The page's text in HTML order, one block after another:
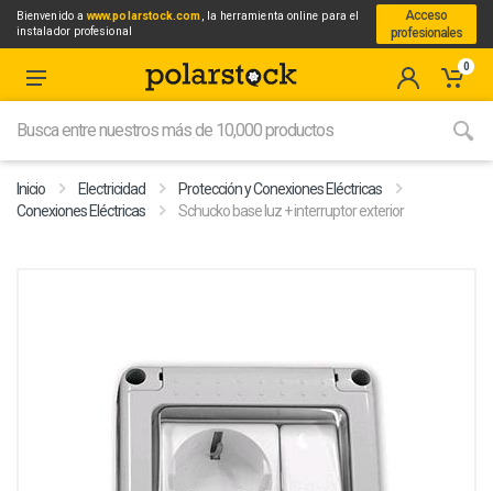
Bienvenido awww.polarstock.com, la herramienta online para el
instalador profesional
Acceso
profesionales
0
Inicio Electricidad
Protección y Conexiones Eléctricas
Conexiones Eléctricas
Schucko base luz + interruptor exterior